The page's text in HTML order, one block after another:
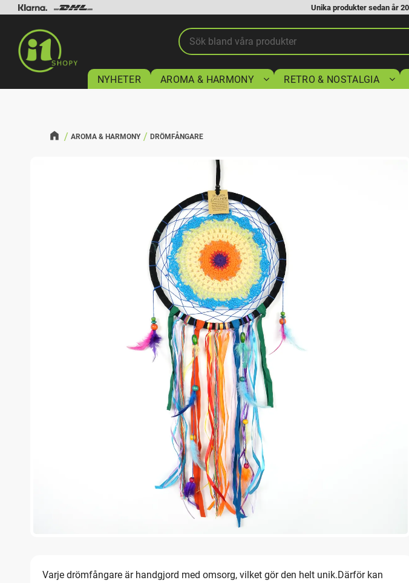
Unika produkter sedan år
NYHETER AROMA & HARMONY RETRO & NOSTALGIA
AROMA & HARMONY DRÖMFÅNGARE
Varje drömfångare är handgjord med omsorg, vilket gör den helt unik.Därför kan